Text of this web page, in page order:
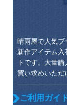
晴雨屋で人気ブ
新作アイテム入
トです。大量
買い求めいただ
ご利用ガイ